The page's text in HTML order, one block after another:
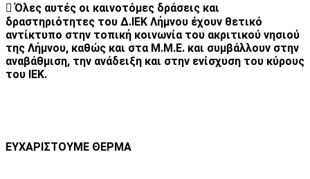
 Όλες αυτές οι καινοτόμες δράσεις και
δραστηριότητες του Δ.ΙΕΚ Λήμνου έχουν θετικό
αντίκτυπο στην τοπική κοινωνία του ακριτικού νησιού
της Λήμνου, καθώς και στα Μ.Μ.Ε. και συμβάλλουν στην
αναβάθμιση, την ανάδειξη και στην ενίσχυση του κύρους
του ΙΕΚ.
ΕΥΧΑΡΙΣΤΟΥΜΕ ΘΕΡΜΑ